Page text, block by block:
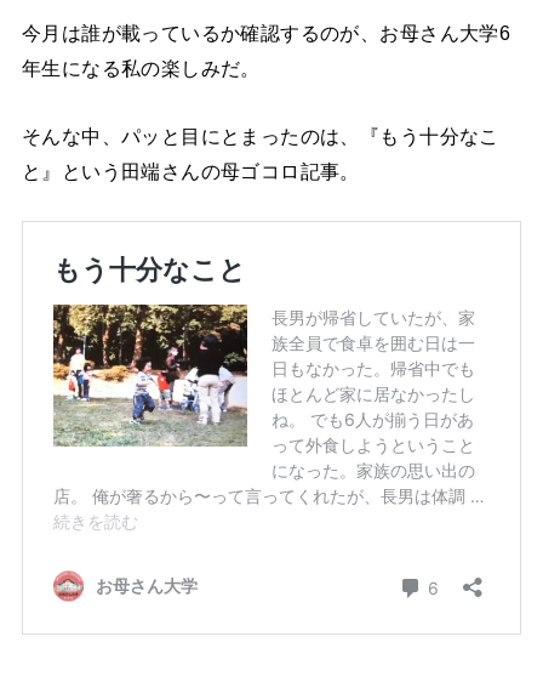
今月は誰が載っているか確認するのが、お母さん大学6
年生になる私の楽しみだ。
そんな中、パッと目にとまったのは、『もう十分なこ
と』という田端さんの母ゴコロ記事。